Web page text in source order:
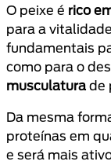
O peixe é rico
para a
fundamentais
como para o
musculatura de
Da mesma
proteínas em
e será mais